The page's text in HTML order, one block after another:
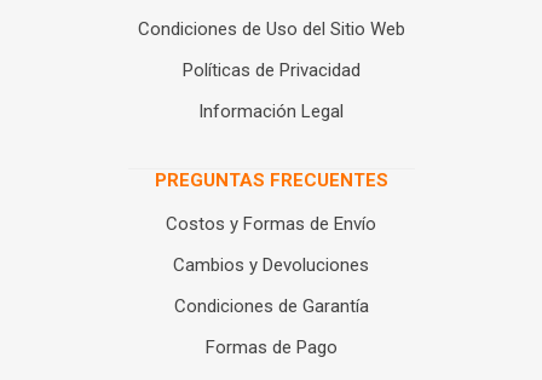
Condiciones de Uso del Sitio Web
Políticas de Privacidad
Información Legal
PREGUNTAS FRECUENTES
Costos y Formas de Envío
Cambios y Devoluciones
Condiciones de Garantía
Formas de Pago